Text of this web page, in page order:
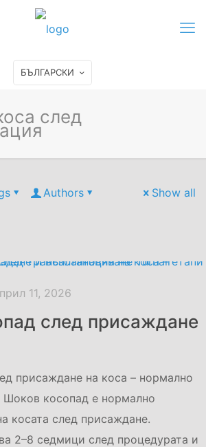
БЪЛГАРСКИ
след
Authors Show all
11, 2026
след присаждане
присаждане на коса – нормално
Шоков косопад е нормално
косата след присаждане.
2–8 седмици след процедурата и